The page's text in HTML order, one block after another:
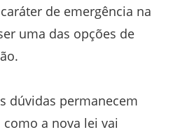
de emergência na
uma das opções de
dúvidas permanecem
a nova lei vai